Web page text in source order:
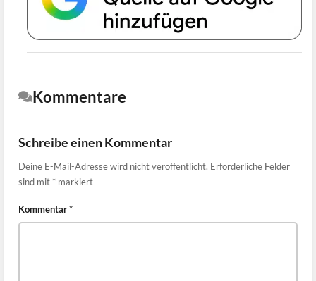
Kommentare
Schreibe einen Kommentar
Deine E-Mail-Adresse wird nicht veröffentlicht. Erforderliche Felder
sind mit * markiert
Kommentar*